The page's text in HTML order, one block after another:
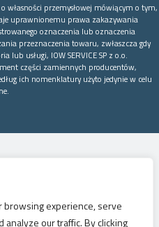
browsing experience, serve
our traffic. By clicking
własności przemysłowej mówiącym o tym,
uprawnionemu prawa zakazywania
oznaczenia lub oznaczenia
przeznaczenia towaru, zwłaszcza gdy
lub usługi, IOW SERVICE SP z o.o.
części zamiennych producentów,
ich nomenklatury użyto jedynie w celu